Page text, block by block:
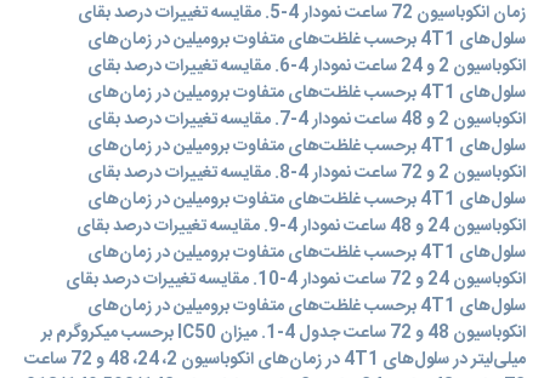
زمان‌ انکوباسیون 72 ساعت نمودار 4-5. مقایسه تغییرات درصد بقای
سلول‌های 4T1 برحسب غلظت‌های متفاوت برومیلین در زمان‌های‌
انکوباسیون 2 و 24 ساعت نمودار 4-6. مقایسه تغییرات درصد بقای
سلول‌های 4T1 برحسب غلظت‌های متفاوت برومیلین در زمان‌های‌
انکوباسیون 2 و 48 ساعت نمودار 4-7. مقایسه تغییرات درصد بقای
سلول‌های 4T1 برحسب غلظت‌های متفاوت برومیلین در زمان‌های‌
انکوباسیون 2 و 72 ساعت نمودار 4-8. مقایسه تغییرات درصد بقای
سلول‌های 4T1 برحسب غلظت‌های متفاوت برومیلین در زمان‌های‌
انکوباسیون 24 و 48 ساعت نمودار 4-9. مقایسه تغییرات درصد بقای
سلول‌های 4T1 برحسب غلظت‌های متفاوت برومیلین در زمان‌های‌
انکوباسیون 24 و 72 ساعت نمودار 4-10. مقایسه تغییرات درصد بقای
سلول‌های 4T1 برحسب غلظت‌های متفاوت برومیلین در زمان‌های‌
انکوباسیون 48 و 72 ساعت جدول 4-1. میزان IC50 برحسب میکروگرم بر
میلی‌لیتر در سلول‌های 4T1 در زمان‌های انکوباسیون 2، 24، 48 و 72 ساعت